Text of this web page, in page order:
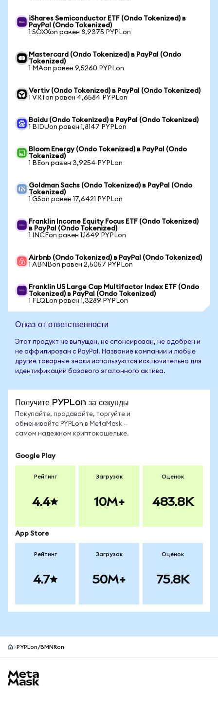
iShares Semiconductor ETF (Ondo Tokenized) в
PayPal (Ondo Tokenized)
1 SOXXon равен 8,9375 PYPLon
Mastercard (Ondo Tokenized) в PayPal (Ondo
Tokenized)
1 MAon равен 9,5260 PYPLon
Vertiv (Ondo Tokenized) в PayPal (Ondo Tokenized)
1 VRTon равен 4,6584 PYPLon
Baidu (Ondo Tokenized) в PayPal (Ondo Tokenized)
1 BIDUon равен 1,8147 PYPLon
Bloom Energy (Ondo Tokenized) в PayPal (Ondo
Tokenized)
1 BEon равен 3,9254 PYPLon
Goldman Sachs (Ondo Tokenized) в PayPal (Ondo
Tokenized)
1 GSon равен 17,6421 PYPLon
Franklin Income Equity Focus ETF (Ondo Tokenized)
в PayPal (Ondo Tokenized)
1 INCEon равен 1,1649 PYPLon
Airbnb (Ondo Tokenized) в PayPal (Ondo Tokenized)
1 ABNBon равен 2,5057 PYPLon
Franklin US Large Cap Multifactor Index ETF (Ondo
Tokenized) в PayPal (Ondo Tokenized)
1 FLQLon равен 1,3289 PYPLon
Отказ от ответственности
Этот продукт не выпущен, не спонсирован, не одобрен и
не аффилирован с PayPal. Название компании и любые
другие товарные знаки используются исключительно для
идентификации базового эталонного актива.
Получите PYPLon за секунды
Покупайте, продавайте, торгуйте и
обменивайте PYPLon в MetaMask —
самом надёжном криптокошельке.
Google Play
Рейтинг
4.4
Загрузок
10M+
Оценок
483.8K
App Store
Рейтинг
4.7
Загрузок
50M+
Оценок
75.8K
PYPLon/BMNRon